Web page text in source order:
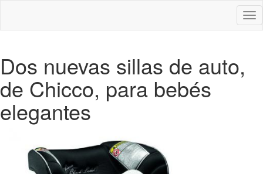
Dos nuevas sillas de auto,
de Chicco, para bebés
elegantes